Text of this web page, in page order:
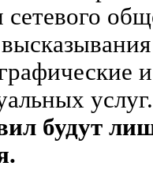
услуг.
будут